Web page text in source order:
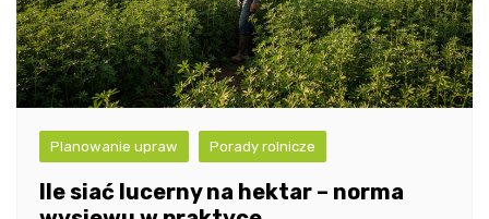
Planowanie upraw Porady rolnicze
Ile siać lucerny na hektar – norma